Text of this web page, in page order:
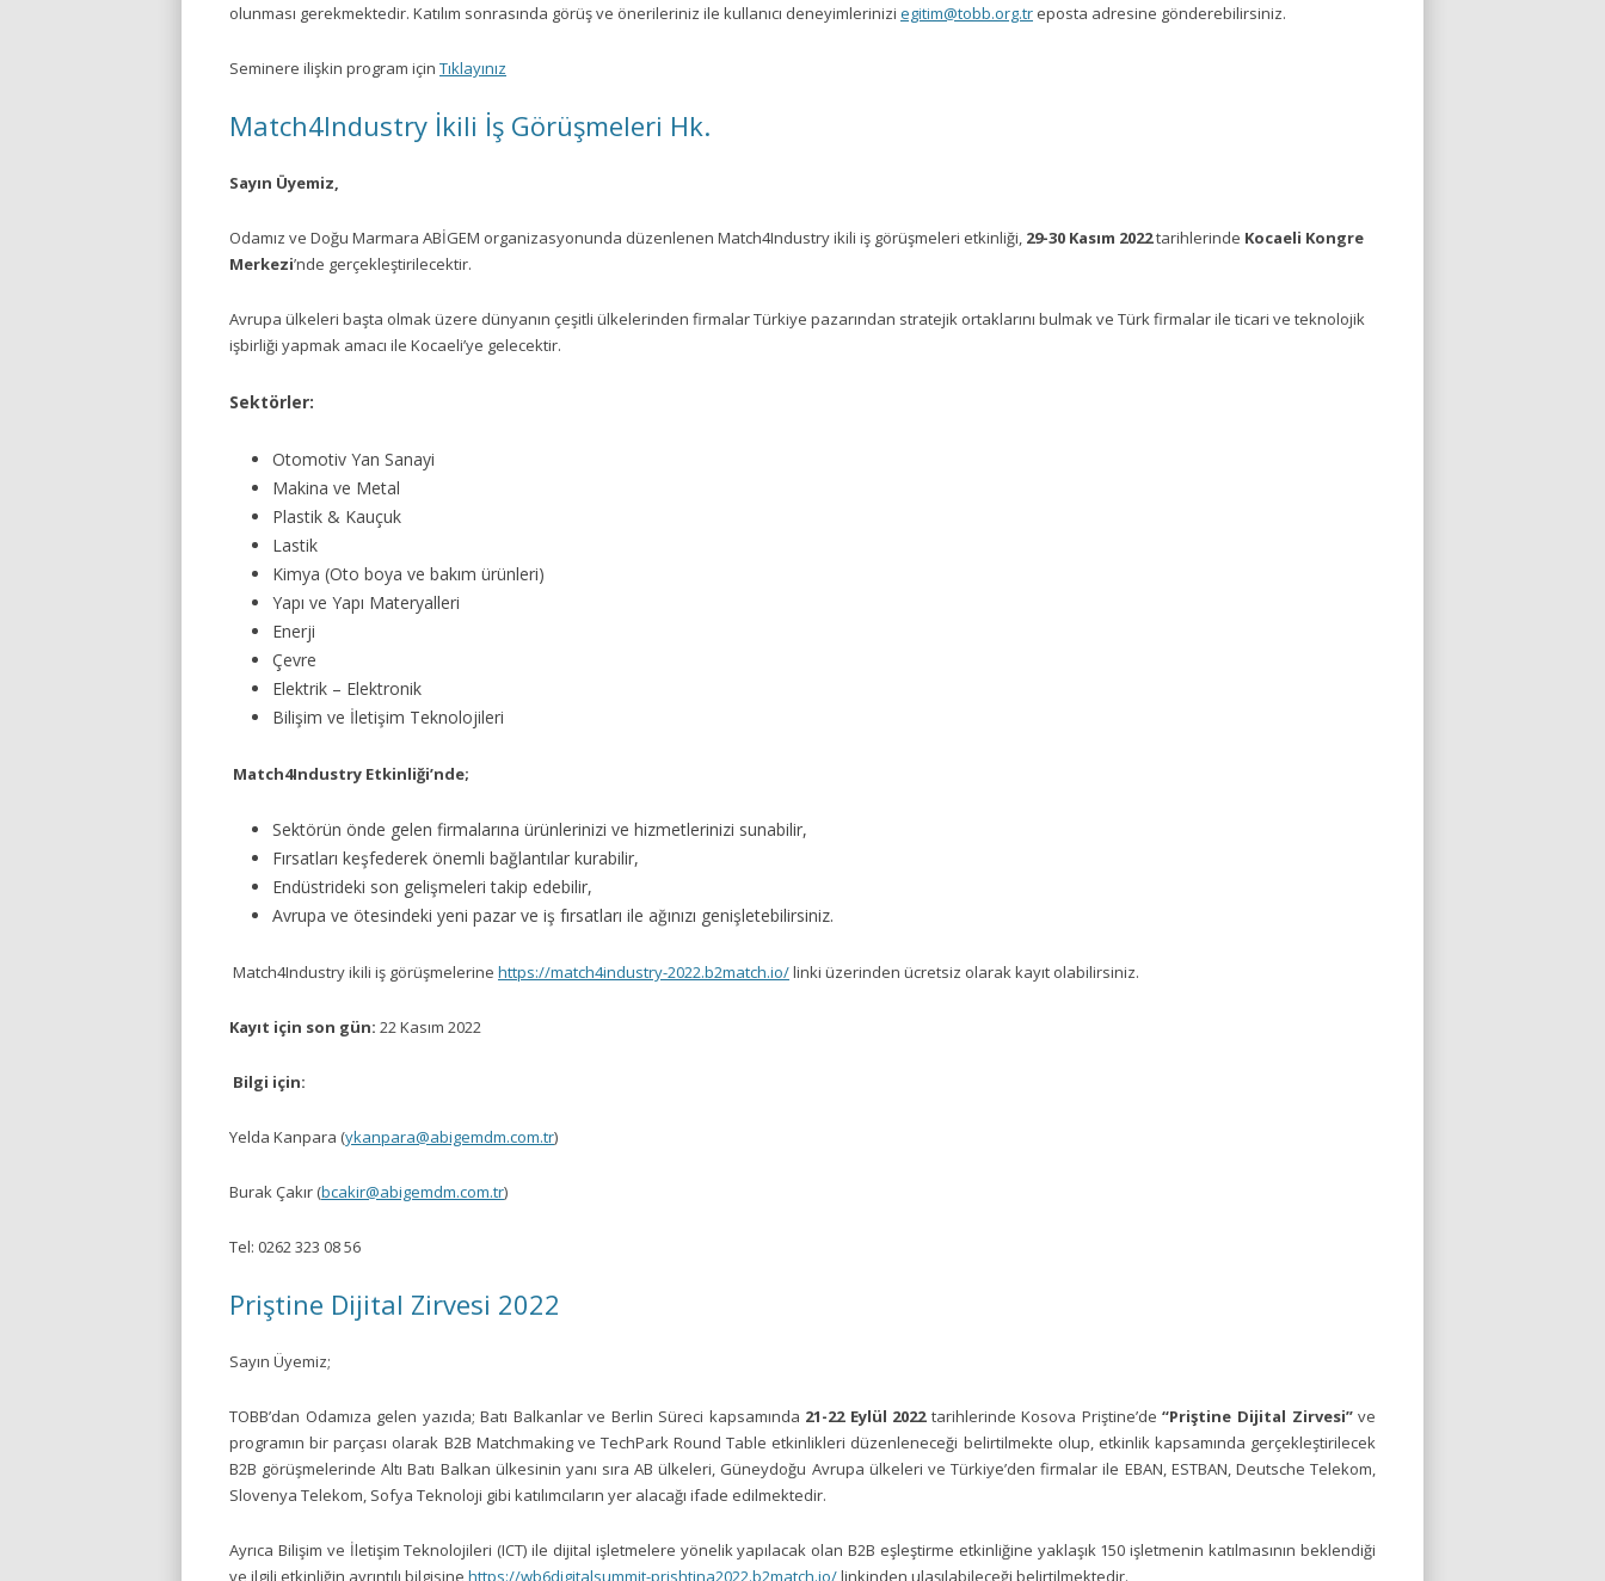
olunması gerekmektedir. Katılım sonrasında görüş ve önerileriniz ile kullanıcı deneyimlerinizi egitim@tobb.org.tr eposta adresine gönderebilirsiniz.
Seminere ilişkin program için Tıklayınız
Match4Industry İkili İş Görüşmeleri Hk.
Sayın Üyemiz,
Odamız ve Doğu Marmara ABİGEM organizasyonunda düzenlenen Match4Industry ikili iş görüşmeleri etkinliği, 29-30 Kasım 2022tarihlerinde Kocaeli Kongre
Merkezi’nde gerçekleştirilecektir.
Avrupa ülkeleri başta olmak üzere dünyanın çeşitli ülkelerinden firmalar Türkiye pazarından stratejik ortaklarını bulmak ve Türk firmalar ile ticari ve teknolojik
işbirliği yapmak amacı ile Kocaeli’ye gelecektir.
Sektörler:
Otomotiv Yan Sanayi
Makina ve Metal
Plastik & Kauçuk
Lastik
Kimya (Oto boya ve bakım ürünleri)
Yapı ve Yapı Materyalleri
Enerji
Çevre
Elektrik – Elektronik
Bilişim ve İletişim Teknolojileri
Match4Industry Etkinliği’nde;
Sektörün önde gelen firmalarına ürünlerinizi ve hizmetlerinizi sunabilir,
Fırsatları keşfederek önemli bağlantılar kurabilir,
Endüstrideki son gelişmeleri takip edebilir,
Avrupa ve ötesindeki yeni pazar ve iş fırsatları ile ağınızı genişletebilirsiniz.
Match4Industry ikili iş görüşmelerine https://match4industry-2022.b2match.io/linki üzerinden ücretsiz olarak kayıt olabilirsiniz.
Kayıt için son gün: 22 Kasım 2022
Bilgi için:
Yelda Kanpara (ykanpara@abigemdm.com.tr)
Burak Çakır (bcakir@abigemdm.com.tr)
Tel: 0262 323 08 56
Priştine Dijital Zirvesi 2022
Sayın Üyemiz;
TOBB’dan Odamıza gelen yazıda; Batı Balkanlar ve Berlin Süreci kapsamında 21-22 Eylül 2022tarihlerinde Kosova Priştine’de “Priştine Dijital Zirvesi”ve
programın bir parçası olarak B2B Matchmaking ve TechPark Round Table etkinlikleri düzenleneceği belirtilmekte olup, etkinlik kapsamında gerçekleştirilecek
B2B görüşmelerinde Altı Batı Balkan ülkesinin yanı sıra AB ülkeleri, Güneydoğu Avrupa ülkeleri ve Türkiye’den firmalar ile EBAN, ESTBAN, Deutsche Telekom,
Slovenya Telekom, Sofya Teknoloji gibi katılımcıların yer alacağı ifade edilmektedir.
Ayrıca Bilişim ve İletişim Teknolojileri (ICT) ile dijital işletmelere yönelik yapılacak olan B2B eşleştirme etkinliğine yaklaşık 150 işletmenin katılmasının beklendiği
ve ilgili etkinliğin ayrıntılı bilgisine https://wb6digitalsummit-prishtina2022.b2match.io/linkinden ulaşılabileceği belirtilmektedir.